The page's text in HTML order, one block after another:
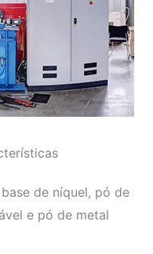
de níquel, pó de
e pó de metal